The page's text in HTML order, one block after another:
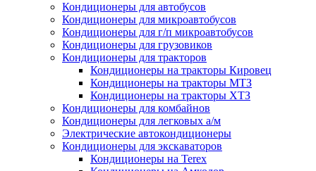
Кондиционеры для автобусов
Кондиционеры для микроавтобусов
Кондиционеры для г/п микроавтобусов
Кондиционеры для грузовиков
Кондиционеры для тракторов
Кондиционеры на тракторы Кировец
Кондиционеры на тракторы МТЗ
Кондиционеры на тракторы ХТЗ
Кондиционеры для комбайнов
Кондиционеры для легковых а/м
Электрические автокондиционеры
Кондиционеры для экскаваторов
Кондиционеры на Terex